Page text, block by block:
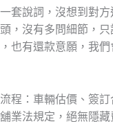
套說詞，沒想到對
，沒有多問細節，
也有還款意願，我
程：車輛估價、簽
業法規定，絕無隱